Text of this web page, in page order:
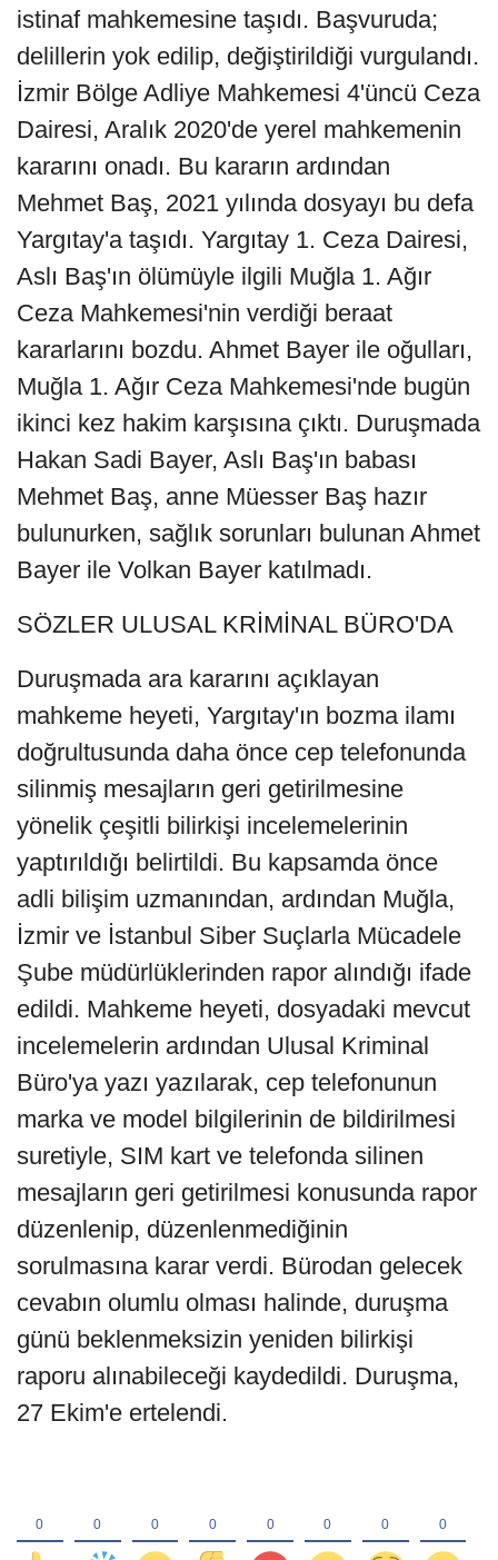
istinaf mahkemesine taşıdı. Başvuruda;
delillerin yok edilip, değiştirildiği vurgulandı.
İzmir Bölge Adliye Mahkemesi 4'üncü Ceza
Dairesi, Aralık 2020'de yerel mahkemenin
kararını onadı. Bu kararın ardından
Mehmet Baş, 2021 yılında dosyayı bu defa
Yargıtay'a taşıdı. Yargıtay 1. Ceza Dairesi,
Aslı Baş'ın ölümüyle ilgili Muğla 1. Ağır
Ceza Mahkemesi'nin verdiği beraat
kararlarını bozdu. Ahmet Bayer ile oğulları,
Muğla 1. Ağır Ceza Mahkemesi'nde bugün
ikinci kez hakim karşısına çıktı. Duruşmada
Hakan Sadi Bayer, Aslı Baş'ın babası
Mehmet Baş, anne Müesser Baş hazır
bulunurken, sağlık sorunları bulunan Ahmet
Bayer ile Volkan Bayer katılmadı.
SÖZLER ULUSAL KRİMİNAL BÜRO'DA
Duruşmada ara kararını açıklayan
mahkeme heyeti, Yargıtay'ın bozma ilamı
doğrultusunda daha önce cep telefonunda
silinmiş mesajların geri getirilmesine
yönelik çeşitli bilirkişi incelemelerinin
yaptırıldığı belirtildi. Bu kapsamda önce
adli bilişim uzmanından, ardından Muğla,
İzmir ve İstanbul Siber Suçlarla Mücadele
Şube müdürlüklerinden rapor alındığı ifade
edildi. Mahkeme heyeti, dosyadaki mevcut
incelemelerin ardından Ulusal Kriminal
Büro'ya yazı yazılarak, cep telefonunun
marka ve model bilgilerinin de bildirilmesi
suretiyle, SIM kart ve telefonda silinen
mesajların geri getirilmesi konusunda rapor
düzenlenip, düzenlenmediğinin
sorulmasına karar verdi. Bürodan gelecek
cevabın olumlu olması halinde, duruşma
günü beklenmeksizin yeniden bilirkişi
raporu alınabileceği kaydedildi. Duruşma,
27 Ekim'e ertelendi.